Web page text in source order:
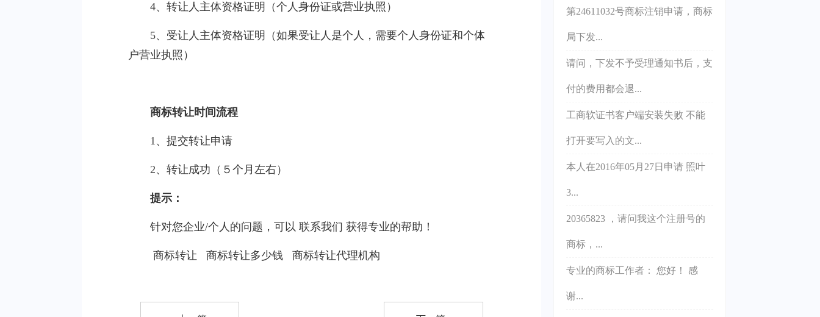
4、转让人主体资格证明（个人身份证或营业执照）
5、受让人主体资格证明（如果受让人是个人，需要个人身份证和个体
户营业执照）
商标转让时间流程
1、提交转让申请
2、转让成功（５个月左右）
提示：
针对您企业/个人的问题，可以 联系我们 获得专业的帮助！
商标转让 商标转让多少钱 商标转让代理机构
第24611032号商标注销申请，商标
局下发...
请问，下发不予受理通知书后，支
付的费用都会退...
工商软证书客户端安装失败 不能
打开要写入的文...
本人在2016年05月27日申请 照叶
3...
20365823 ，请问我这个注册号的
商标，...
专业的商标工作者： 您好！ 感
谢...